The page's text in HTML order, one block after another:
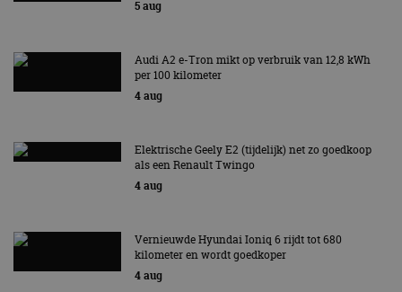
5 aug
Audi A2 e-Tron mikt op verbruik van 12,8 kWh
per 100 kilometer
4 aug
Elektrische Geely E2 (tijdelijk) net zo goedkoop
als een Renault Twingo
4 aug
Vernieuwde Hyundai Ioniq 6 rijdt tot 680
kilometer en wordt goedkoper
4 aug